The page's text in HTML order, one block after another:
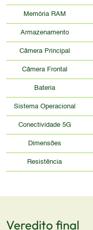
Memória RAM
Armazenamento
Câmera Principal
Câmera Frontal
Bateria
Sistema Operacional
Conectividade 5G
Dimensões
Resistência
Veredito final